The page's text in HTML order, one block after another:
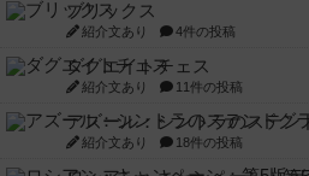
ブリックス
紹介文あり 4件の投稿
ダグエイトチェス
紹介文あり 11件の投稿
アズール：シントラのステン
紹介文あり 18件の投稿